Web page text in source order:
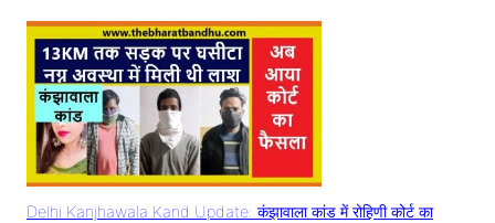
Delhi Kanjhawala Kand Update: कंझावाला कांड में रोहिणी कोर्ट का